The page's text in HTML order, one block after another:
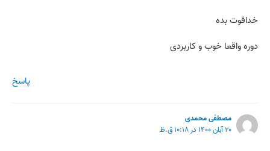
خداقوت بده
دوره واقعا خوب و کاربردی
پاسخ
مصطفی محمدی
۲۰ آبان ۱۴۰۰ در ۱۰:۱۸ ق.ظ